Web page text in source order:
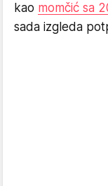
kao momčić sa
sada izgleda